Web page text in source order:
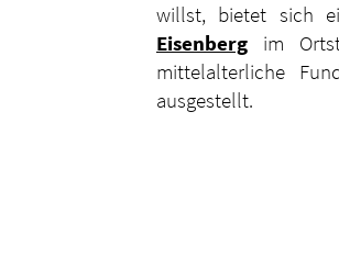
willst, bietet sich
Eisenberg im
mittelalterliche
ausgestellt.